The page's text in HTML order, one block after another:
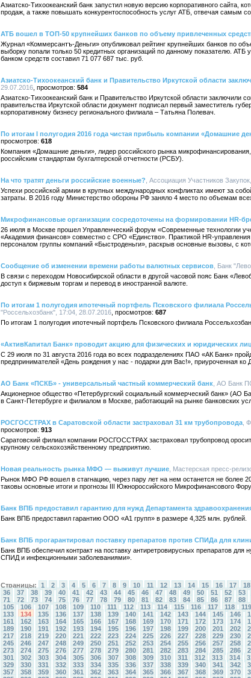
Азиатско-Тихоокеанский банк запустил новую версию корпоративного сайта,
продаж, а также повышать конкурентоспособность услуг АТБ, отвечая самым
АТБ вошел в ТОП-50 крупнейших банков по объему привлеченных
Журнал «Коммерсантъ-Деньги» опубликовал рейтинг крупнейших банков по
выборку попали только 50 кредитных организаций по данному показателю.
банком средств составил 71 077 687 тыс. руб.
Азиатско-Тихоокеанский банк и Правительство Иркутской области
29.07.2016
584
Азиатско-Тихоокеанский банк и Правительство Иркутской области заключили
правительства Иркутской области документ подписал первый заместитель
корпоративному бизнесу регионального филиала – Татьяна Полевач.
По итогам I полугодия 2016 года чистая прибыль компании «Домашние
618
Компания «Домашние деньги», лидер российского рынка
российским стандартам бухгалтерской отчетности (РСБУ).
На что тратят деньги российские военные? , Ассоциация Участников
Успехи российской армии в крупных международных конфликтах имеют за
затраты. В 2016 году Министерство обороны РФ заняло 4 место по объемам
Микрофинансовые организации сосредоточены на формировании HR-
26 июля в Москве прошел Управленческий форум «Современные технологии
«Академия финансов» совместно с СРО «Единство». Практикой HR-
персоналом группы компаний «Быстроденьги», раскрыв основные вызовы, с
Сообщение об изменении времени работы валютных сервисов , Банк
В связи с переходом Новосибирской области в другой часовой пояс Банк
доступ к биржевым торгам и перевод в иностранной валюте.
По итогам 1 полугодия ипотечный портфель Псковского филиала
"Россельхозбанк", 17:04, 28.07.2016
687
По итогам 1 полугодия ипотечный портфель Псковского филиала
«АктивКапитал Банк» проводит акцию для физических и юридических лиц
С 29 июля по 31 августа 2016 года во всех подразделениях ПАО «АК Банк»
предпринимателей «День рождения у нас - подарки для Вас!», приуроченная ко
АО Банк «ПСКБ» - универсальный частный коммерческий банк , АО Банк
Акционерное общество «Петербургский социальный коммерческий банк» (АО
в Санкт-Петербурге и филиалом в Москве, работающий на рынке банковских
РОСГОССТРАХ в Саратовской области застраховал 31 км трубопровода ,
913
Саратовский филиал компании РОСГОССТРАХ застраховал трубопровод
крупному сельскохозяйственному предприятию.
Новая реальность рынка МФО — выживут лучшие , Мастерская пресс-
Рынок МФО РФ вошел в стагнацию, через пару лет на нем останется не более
таковы основные итоги и прогнозы III Южнороссийского Микрофинансового
Банк ВПБ предоставил гарантию для нужд Департамента
Банк ВПБ предоставил гарантию ООО «А1 групп» в размере 4,325 млн. рублей.
Банк ВПБ прогарантировал поставку препаратов против СПИДа для
Банк ВПБ обеспечил контракт на поставку антиретровирусных препаратов
СПИД и инфекционными заболеваниями».
Страницы: 1 2 3 4 5 6 7 8 9 10 11 12 13 14 15 16 17 18
36
37 38 39 40 41 42 43 44 45 46 47 48 49 50 51 52 53
71
72 73 74 75 76 77 78 79 80 81 82 83 84 85 86 87 88
105
106 107 108 109 110 111 112 113 114 115 116 117 118 119
133
134 135 136 137 138 139 140 141 142 143 144 145 146
161
162 163 164 165 166 167 168 169 170 171 172 173 174
189
190 191 192 193 194 195 196 197 198 199 200 201 202
217
218 219 220 221 222 223 224 225 226 227 228 229 230
245
246 247 248 249 250 251 252 253 254 255 256 257 258
273
274 275 276 277 278 279 280 281 282 283 284 285 286
301
302 303 304 305 306 307 308 309 310 311 312 313 314
329
330 331 332 333 334 335 336 337 338 339 340 341 342
357
358 359 360 361 362 363 364 365 366 367 368 369 370